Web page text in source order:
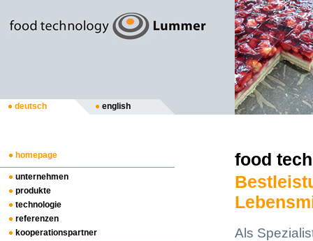
deutsch english
homepage
unternehmen
produkte
technologie
referenzen
kooperationspartner
food
Als